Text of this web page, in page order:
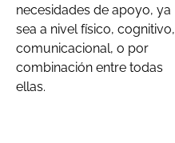
necesidades de apoyo, ya
sea a nivel físico, cognitivo,
comunicacional, o por
combinación entre todas
ellas.